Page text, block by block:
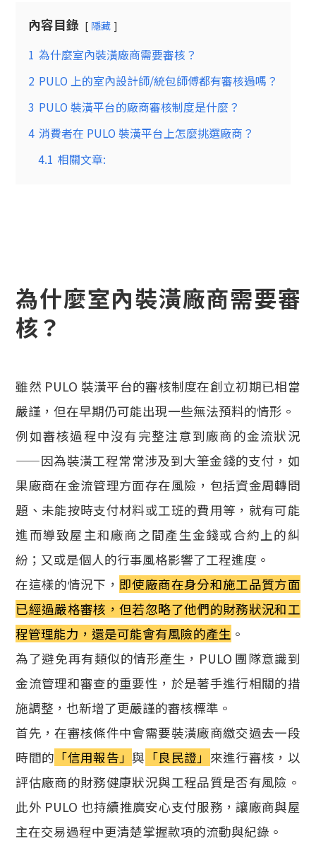
內容目錄 隱藏
1 為什麼室內裝潢廠商需要審核？
2 PULO 上的室內設計師/統包師傅都有審核過嗎？
3 PULO 裝潢平台的廠商審核制度是什麼？
4 消費者在 PULO 裝潢平台上怎麼挑選廠商？
4.1 相關文章:
為什麼室內裝潢廠商需要審
核？
雖然 PULO 裝潢平台的審核制度在創立初期已相當
嚴謹，但在早期仍可能出現一些無法預料的情形。
例如審核過程中沒有完整注意到廠商的金流狀況
——因為裝潢工程常常涉及到大筆金錢的支付，如
果廠商在金流管理方面存在風險，包括資金周轉問
題、未能按時支付材料或工班的費用等，就有可能
進而導致屋主和廠商之間產生金錢或合約上的糾
紛；又或是個人的行事風格影響了工程進度。
在這樣的情況下， 即使廠商在身分和施工品質方面
已經過嚴格審核，但若忽略了他們的財務狀況和工
程管理能力，還是可能會有風險的產生 。
為了避免再有類似的情形產生，PULO 團隊意識到
金流管理和審查的重要性，於是著手進行相關的措
施調整，也新增了更嚴謹的審核標準。
首先，在審核條件中會需要裝潢廠商繳交過去一段
時間的 「信用報告」與 「良民證」 來進行審核，以
評估廠商的財務健康狀況與工程品質是否有風險。
此外 PULO 也持續推廣安心支付服務，讓廠商與屋
主在交易過程中更清楚掌握款項的流動與紀錄。